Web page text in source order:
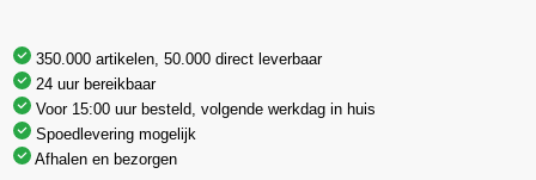
350.000 artikelen, 50.000 direct leverbaar
24 uur bereikbaar
Voor 15:00 uur besteld, volgende werkdag in huis
Spoedlevering mogelijk
Afhalen en bezorgen